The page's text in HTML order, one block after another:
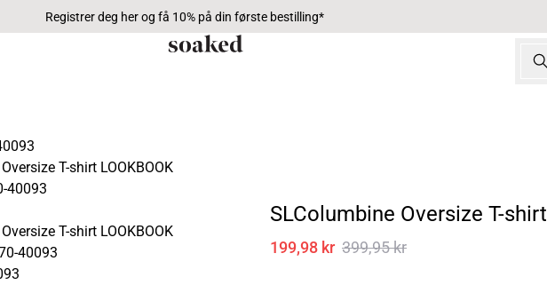
Registrer deg her og få 10% på din første bestilling*
SLColumbine Oversize T-shirt
199,98 kr 399,95 kr